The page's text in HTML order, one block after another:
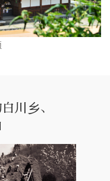
川乡、